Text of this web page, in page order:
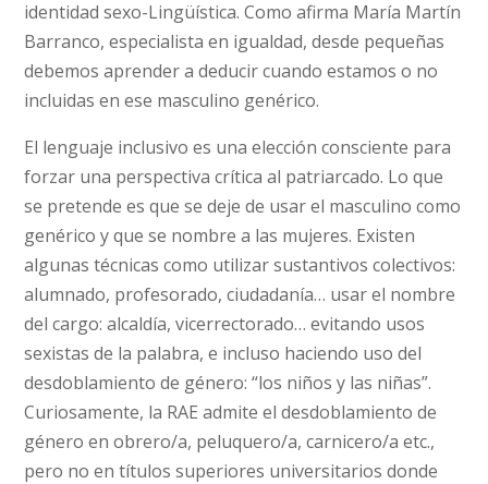
identidad sexo-Lingüística. Como afirma María Martín
Barranco, especialista en igualdad, desde pequeñas
debemos aprender a deducir cuando estamos o no
incluidas en ese masculino genérico.
El lenguaje inclusivo es una elección consciente para
forzar una perspectiva crítica al patriarcado. Lo que
se pretende es que se deje de usar el masculino como
genérico y que se nombre a las mujeres. Existen
algunas técnicas como utilizar sustantivos colectivos:
alumnado, profesorado, ciudadanía… usar el nombre
del cargo: alcaldía, vicerrectorado… evitando usos
sexistas de la palabra, e incluso haciendo uso del
desdoblamiento de género: “los niños y las niñas”.
Curiosamente, la RAE admite el desdoblamiento de
género en obrero/a, peluquero/a, carnicero/a etc.,
pero no en títulos superiores universitarios donde